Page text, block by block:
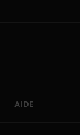
AIDE